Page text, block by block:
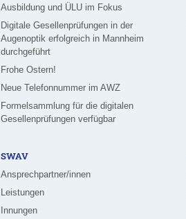
Ausbildung und ÜLU im Fokus
Digitale Gesellenprüfungen in der
Augenoptik erfolgreich in Mannheim
durchgeführt
Frohe Ostern!
Neue Telefonnummer im AWZ
Formelsammlung für die digitalen
Gesellenprüfungen verfügbar
SWAV
Ansprechpartner/innen
Leistungen
Innungen